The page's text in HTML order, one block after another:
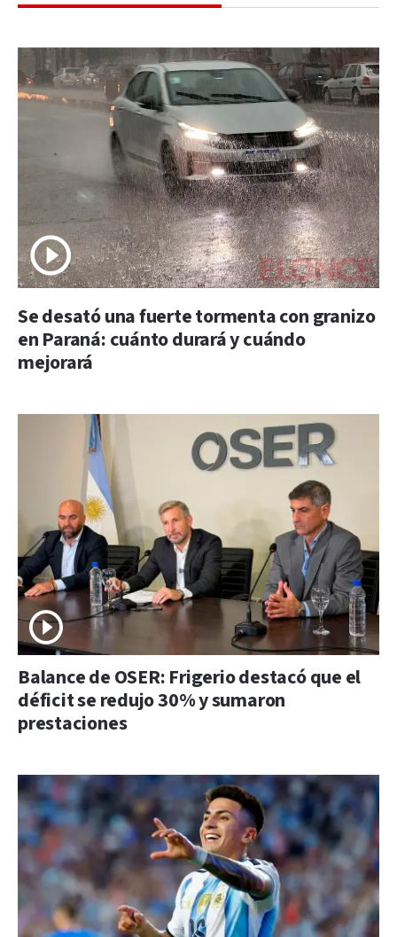
Se desató una fuerte tormenta con granizo
en Paraná: cuánto durará y cuándo
mejorará
Balance de OSER: Frigerio destacó que el
déficit se redujo 30% y sumaron
prestaciones